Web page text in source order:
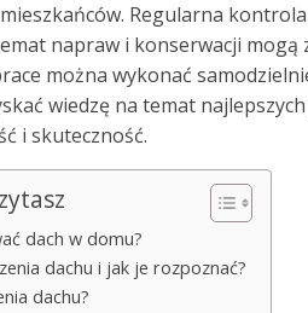
Regularna
napraw i konserwacji mogą
można wykonać
wiedzę na temat
i skuteczność.
dach w domu?
dachu i jak je rozpoznać?
dachu?